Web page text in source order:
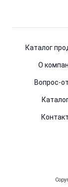
Каталог
О
Вопрос-